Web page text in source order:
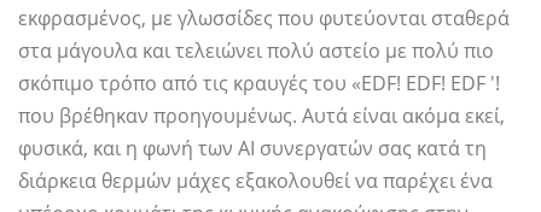
εκφρασμένος, με γλωσσίδες που φυτεύονται σταθερά
στα μάγουλα και τελειώνει πολύ αστείο με πολύ πιο
σκόπιμο τρόπο από τις κραυγές του «EDF! EDF! EDF '!
που βρέθηκαν προηγουμένως. Αυτά είναι ακόμα εκεί,
φυσικά, και η φωνή των AI συνεργατών σας κατά τη
διάρκεια θερμών μάχες εξακολουθεί να παρέχει ένα